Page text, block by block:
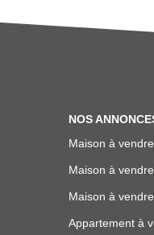
NOS
Maison à
Maison à
Maison à
Appartement à